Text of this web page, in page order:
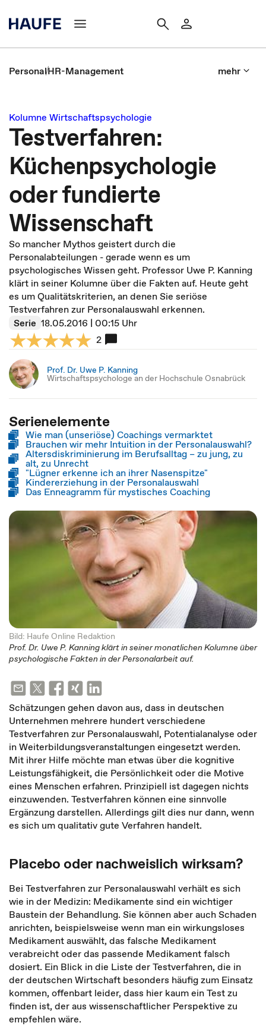
PersonalHR-Management mehr
Kolumne Wirtschaftspsychologie
Testverfahren:
Küchenpsychologie
oder fundierte
Wissenschaft
So mancher Mythos geistert durch die
Personalabteilungen - gerade wenn es um
psychologisches Wissen geht. Professor Uwe P. Kanning
klärt in seiner Kolumne über die Fakten auf. Heute geht
es um Qualitätskriterien, an denen Sie seriöse
Testverfahren zur Personalauswahl erkennen.
Serie 18.05.2016 | 00:15 Uhr
2
Prof. Dr. Uwe P. Kanning
Wirtschaftspsychologe an der Hochschule Osnabrück
Serienelemente
Wie man (unseriöse) Coachings vermarktet
Brauchen wir mehr Intuition in der Personalauswahl?
Altersdiskriminierung im Berufsalltag – zu jung, zu
alt, zu Unrecht
"Lügner erkenne ich an ihrer Nasenspitze"
Kindererziehung in der Personalauswahl
Das Enneagramm für mystisches Coaching
Bild: Haufe Online Redaktion
Prof. Dr. Uwe P. Kanning klärt in seiner monatlichen Kolumne über
psychologische Fakten in der Personalarbeit auf.
Schätzungen gehen davon aus, dass in deutschen
Unternehmen mehrere hundert verschiedene
Testverfahren zur Personalauswahl, Potentialanalyse oder
in Weiterbildungsveranstaltungen eingesetzt werden.
Mit ihrer Hilfe möchte man etwas über die kognitive
Leistungsfähigkeit, die Persönlichkeit oder die Motive
eines Menschen erfahren. Prinzipiell ist dagegen nichts
einzuwenden. Testverfahren können eine sinnvolle
Ergänzung darstellen. Allerdings gilt dies nur dann, wenn
es sich um qualitativ gute Verfahren handelt.
Placebo oder nachweislich wirksam?
Bei Testverfahren zur Personalauswahl verhält es sich
wie in der Medizin: Medikamente sind ein wichtiger
Baustein der Behandlung. Sie können aber auch Schaden
anrichten, beispielsweise wenn man ein wirkungsloses
Medikament auswählt, das falsche Medikament
verabreicht oder das passende Medikament falsch
dosiert. Ein Blick in die Liste der Testverfahren, die in
der deutschen Wirtschaft besonders häufig zum Einsatz
kommen, offenbart leider, dass hier kaum ein Test zu
finden ist, der aus wissenschaftlicher Perspektive zu
empfehlen wäre.